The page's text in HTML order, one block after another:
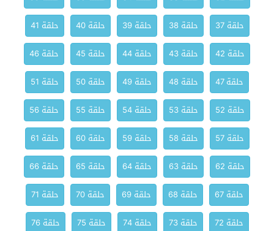
حلقة 37
حلقة 38 حلقة 39 حلقة 40
حلقة 41
حلقة 42
حلقة 43 حلقة 44 حلقة 45
حلقة 46
حلقة 47
حلقة 48 حلقة 49 حلقة 50
حلقة 51
حلقة 52
حلقة 53 حلقة 54 حلقة 55
حلقة 56
حلقة 57
حلقة 58 حلقة 59 حلقة 60
حلقة 61
حلقة 62
حلقة 63 حلقة 64 حلقة 65
حلقة 66
حلقة 67
حلقة 68 حلقة 69 حلقة 70
حلقة 71
حلقة 72
حلقة 73 حلقة 74 حلقة 75
حلقة 76